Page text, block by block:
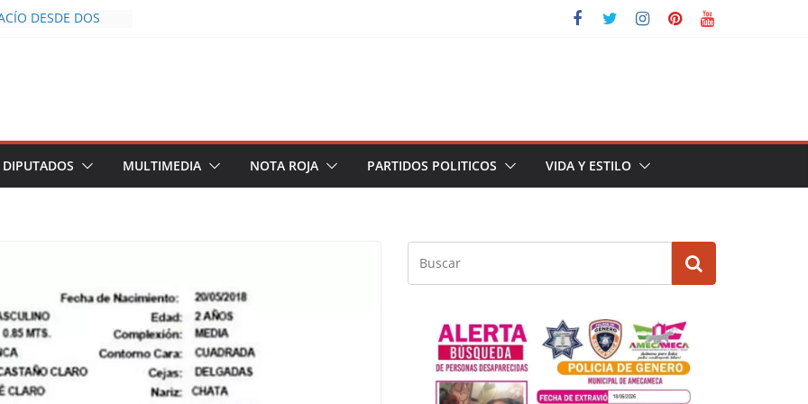
DESDE DOS
AL INFLUENCER
DURANTE
VIVO EN
DESCIENDE A LAS
Y TERMINA
DIPUTADOS MULTIMEDIA NOTA ROJA PARTIDOS POLITICOS VIDA Y ESTILO